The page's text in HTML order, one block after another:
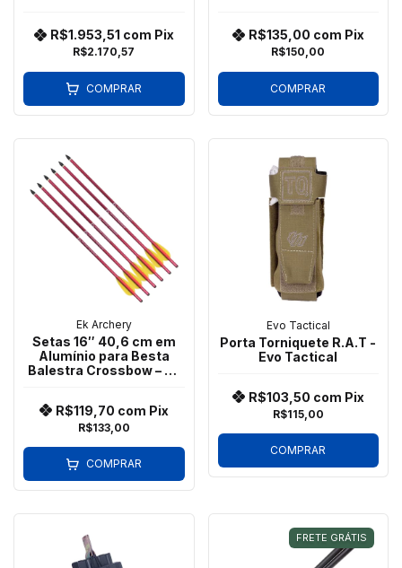
Power / Multi reticle
R$2.170,57
R$1.953,51 com Pix
COMPRAR
R$150,00
R$135,00 com Pix
COMPRAR
Ek Archery
Setas 16″ 40,6 cm em
Alumínio para Besta
Balestra Crossbow – Ek
R$133,00
R$119,70 com Pix
COMPRAR
Evo Tactical
Porta Torniquete R.A.T -
Evo Tactical
R$115,00
R$103,50 com Pix
COMPRAR
FRETE GRÁTIS